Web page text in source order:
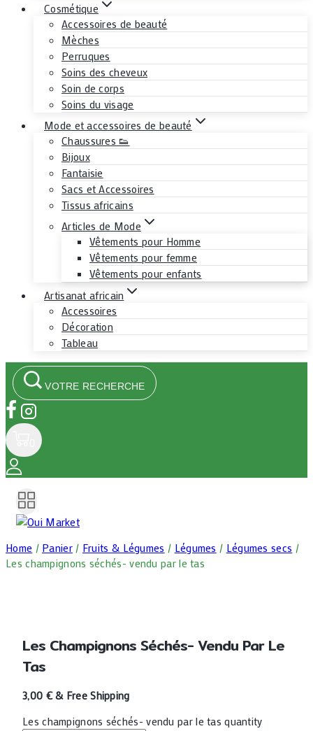
Cosmétique
Accessoires de beauté
Mèches
Perruques
Soins des cheveux
Soin de corps
Soins du visage
Mode et accessoires de beauté
Chaussures 👟
Bijoux
Fantaisie
Sacs et Accessoires
Tissus africains
Articles de Mode
Vêtements pour Homme
Vêtements pour femme
Vêtements pour enfants
Artisanat africain
Accessoires
Décoration
Tableau
VOTRE RECHERCHE
Home / Panier / Fruits & Légumes / Légumes / Légumes secs /
Les champignons séchés- vendu par le tas
Les Champignons Séchés- Vendu Par Le
Tas
3,00 € & Free Shipping
Les champignons séchés- vendu par le tas quantity